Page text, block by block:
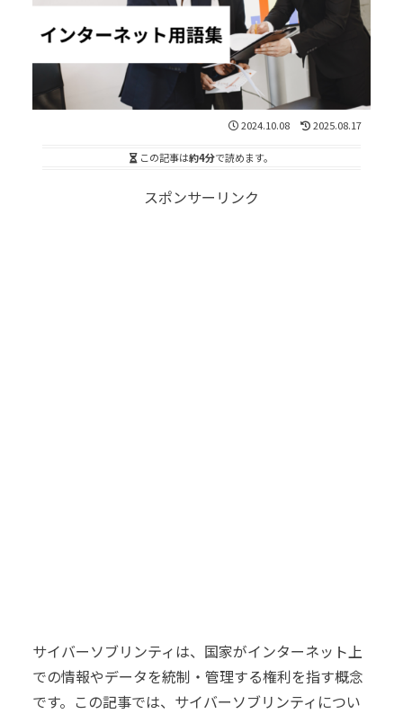
2024.10.08 2025.08.17
この記事は約4分で読めます。
スポンサーリンク
サイバーソブリンティは、国家がインターネット上
での情報やデータを統制・管理する権利を指す概念
です。この記事では、サイバーソブリンティについ